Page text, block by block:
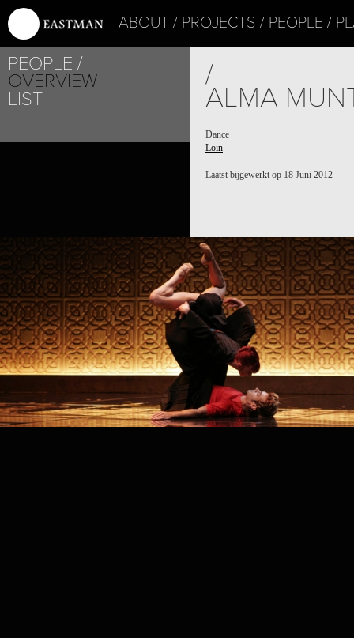
ABOUT PROJECTS PEOPLE
PEOPLE
OVERVIEW
LIST
/
ALMA
Dance
Loin
Laatst bijgewerkt op 18 Juni 2012